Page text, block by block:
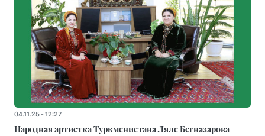
04.11.25 - 12:27
Народная артистка Туркменистана Ляле Бегназарова